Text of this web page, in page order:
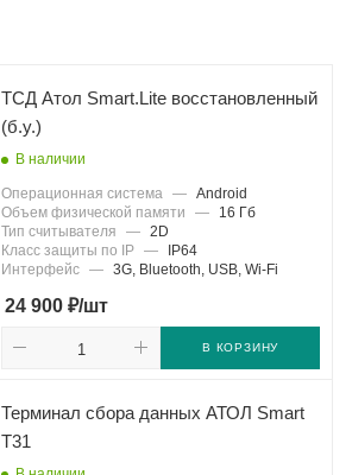
ТСД Атол Smart.Lite восстановленный
(б.у.)
В наличии
Операционная система — Android
Объем физической памяти
—
16 Гб
Тип считывателя
— 2D
Класс защиты по IP —
IP64
Интерфейс — 3G, Bluetooth, USB, Wi-Fi
24 900 ₽/шт
В КОРЗИНУ
Терминал сбора данных АТОЛ Smart
T31